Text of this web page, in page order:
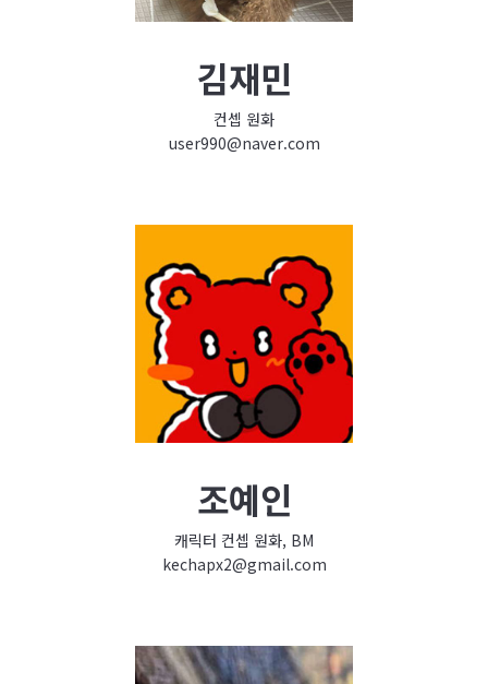
김재민
컨셉 원화
user990@naver.com
조예인
캐릭터 컨셉 원화, BM
kechapx2@gmail.com